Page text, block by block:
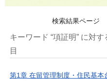
検索結果ページ
キーワード “項証明” に対す
目
第1章 在留管理制度・住民基